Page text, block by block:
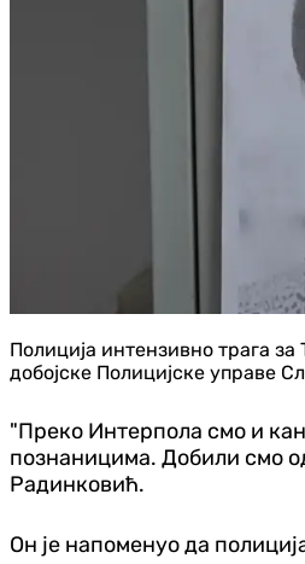
Полиција интензивно трага за
добојске Полицијске управе
"Преко Интерпола смо и
познаницима. Добили смо
Радинковић.
Он је напоменуо да